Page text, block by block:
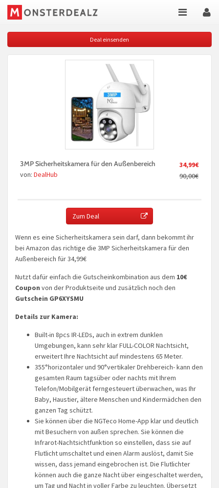
Deal einsenden
34,99€
90,00€
3MP Sicherheitskamera für den Außenbereich
von: DealHub
Zum Deal
Wenn es eine Sicherheitskamera sein darf, dann bekommt ihr
bei Amazon das richtige die 3MP Sicherheitskamera für den
Außenbereich für 34,99€
Nutzt dafür einfach die Gutscheinkombination aus dem 10€
Coupon von der Produktseite und zusätzlich noch den
Gutschein GP6XYSMU
Details zur Kamera:
Built-in 8pcs IR-LEDs, auch in extrem dunklen
Umgebungen, kann sehr klar FULL-COLOR Nachtsicht,
erweitert Ihre Nachtsicht auf mindestens 65 Meter.
355°horizontaler und 90°vertikaler Drehbereich- kann den
gesamten Raum tagsüber oder nachts mit Ihrem
Telefon/Mobilgerät ferngesteuert überwachen, was Ihr
Baby, Haustier, ältere Menschen und Kindermädchen den
ganzen Tag schützt.
Sie können über die NGTeco Home-App klar und deutlich
mit Besuchern von außen sprechen. Sie können die
Infrarot-Nachtsichtfunktion so einstellen, dass sie auf
Flutlicht umschaltet und einen Alarm auslöst, damit Sie
wissen, dass jemand eingebrochen ist. Die Flutlichter
können auch die ganze Nacht über eingeschaltet werden,
um Tag und Nacht in voller Farbe zu leuchten. Übersetzt